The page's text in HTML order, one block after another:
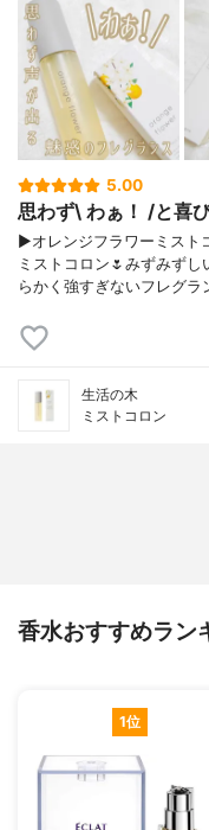
5.00
思わず\ わぁ！ /と喜
▶オレンジフラワーミスト
ミストコロン🌷みずみず
らかく強すぎないフレグラ
生活の木
ミストコロン
香水おすすめラン
1位